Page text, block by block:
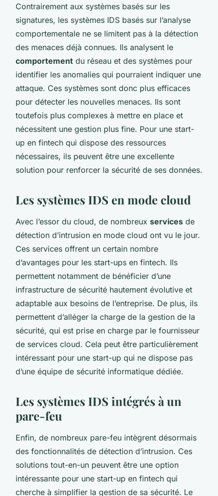
Contrairement aux systèmes basés sur les
signatures, les systèmes IDS basés sur l’analyse
comportementale ne se limitent pas à la détection
des menaces déjà connues. Ils analysent le
comportement du réseau et des systèmes pour
identifier les anomalies qui pourraient indiquer une
attaque. Ces systèmes sont donc plus efficaces
pour détecter les nouvelles menaces. Ils sont
toutefois plus complexes à mettre en place et
nécessitent une gestion plus fine. Pour une start-
up en fintech qui dispose des ressources
nécessaires, ils peuvent être une excellente
solution pour renforcer la sécurité de ses données.
Les systèmes IDS en mode cloud
Avec l’essor du cloud, de nombreux services de
détection d’intrusion en mode cloud ont vu le jour.
Ces services offrent un certain nombre
d’avantages pour les start-ups en fintech. Ils
permettent notamment de bénéficier d’une
infrastructure de sécurité hautement évolutive et
adaptable aux besoins de l’entreprise. De plus, ils
permettent d’alléger la charge de la gestion de la
sécurité, qui est prise en charge par le fournisseur
de services cloud. Cela peut être particulièrement
intéressant pour une start-up qui ne dispose pas
d’une équipe de sécurité informatique dédiée.
Les systèmes IDS intégrés à un
pare-feu
Enfin, de nombreux pare-feu intègrent désormais
des fonctionnalités de détection d’intrusion. Ces
solutions tout-en-un peuvent être une option
intéressante pour une start-up en fintech qui
cherche à simplifier la gestion de sa sécurité. Le